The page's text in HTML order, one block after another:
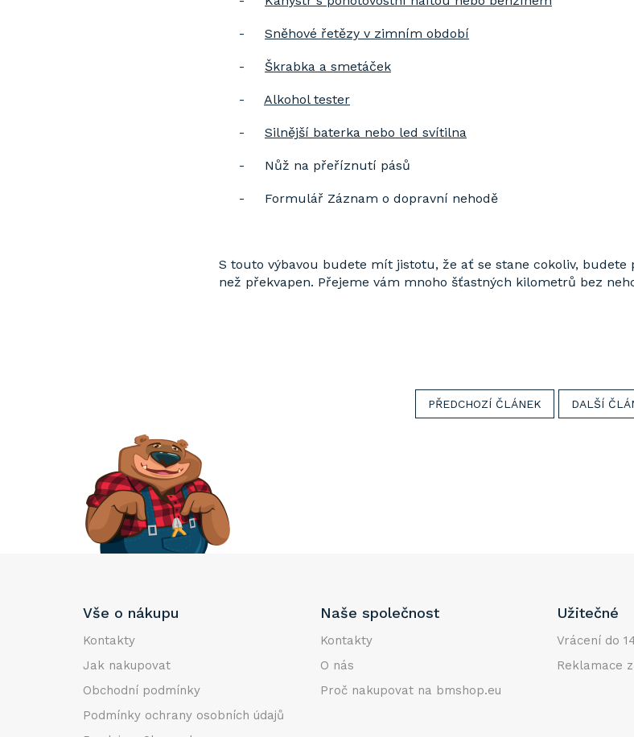
- Sněhové řetězy v zimním období
- Škrabka a smetáček
- Alkohol tester
- Silnější baterka nebo led svítilna
- Nůž na přeříznutí pásů
- Formulář Záznam o dopravní nehodě
S touto výbavou budete mít jistotu, že ať se stane cokoliv, budete
než překvapen. Přejeme vám mnoho šťastných kilometrů bez
PŘEDCHOZÍ ČLÁNEK DALŠÍ
Vše o nákupu
Kontakty
Jak nakupovat
Obchodní podmínky
Podmínky ochrany osobních údajů
Naše společnost
Kontakty
O nás
Proč nakupovat na bmshop.eu
Užitečné
Vrácení do
Reklamace